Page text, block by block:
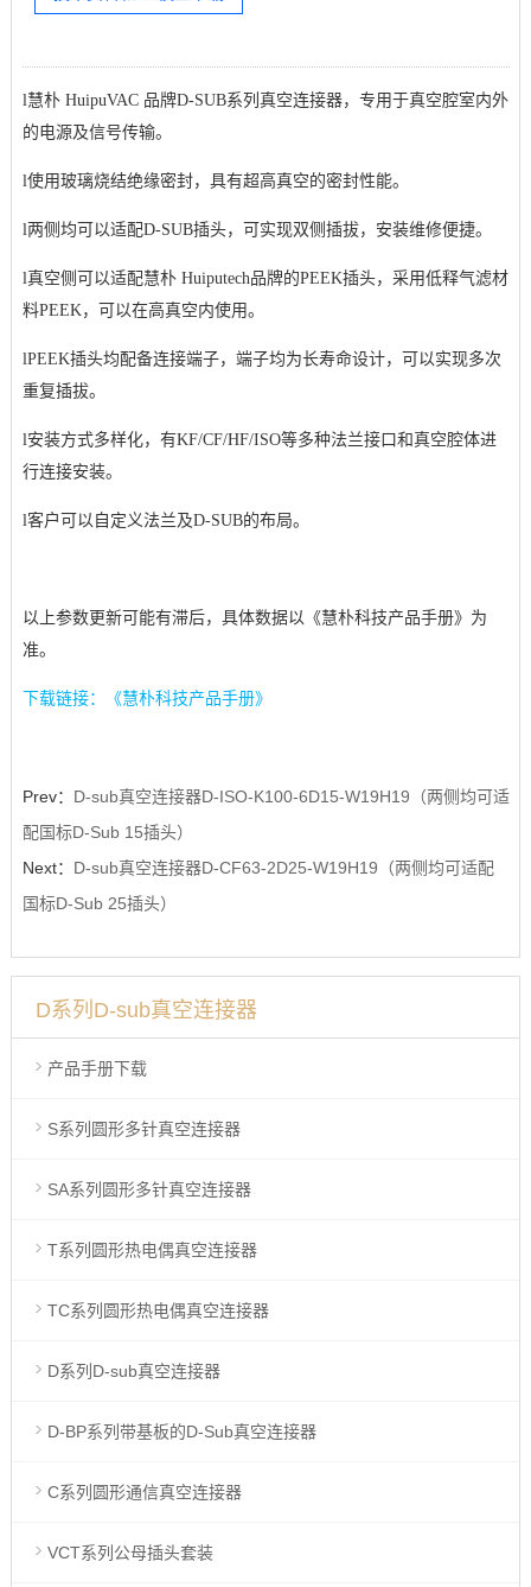
l慧朴 HuipuVAC 品牌D-SUB系列真空连接器，专用于真空腔室内外
的电源及信号传输。
l使用玻璃烧结绝缘密封，具有超高真空的密封性能。
l两侧均可以适配D-SUB插头，可实现双侧插拔，安装维修便捷。
l真空侧可以适配慧朴 Huiputech品牌的PEEK插头，采用低释气滤材
料PEEK，可以在高真空内使用。
lPEEK插头均配备连接端子，端子均为长寿命设计，可以实现多次
重复插拔。
l安装方式多样化，有KF/CF/HF/ISO等多种法兰接口和真空腔体进
行连接安装。
l客户可以自定义法兰及D-SUB的布局。
以上参数更新可能有滞后，具体数据以《慧朴科技产品手册》为
准。
下载链接：《慧朴科技产品手册》
Prev： D-sub真空连接器D-ISO-K100-6D15-W19H19（两侧均可适
配国标D-Sub 15插头）
Next： D-sub真空连接器D-CF63-2D25-W19H19（两侧均可适配
国标D-Sub 25插头）
D系列D-sub真空连接器
产品手册下载
S系列圆形多针真空连接器
SA系列圆形多针真空连接器
T系列圆形热电偶真空连接器
TC系列圆形热电偶真空连接器
D系列D-sub真空连接器
D-BP系列带基板的D-Sub真空连接器
C系列圆形通信真空连接器
VCT系列公母插头套装